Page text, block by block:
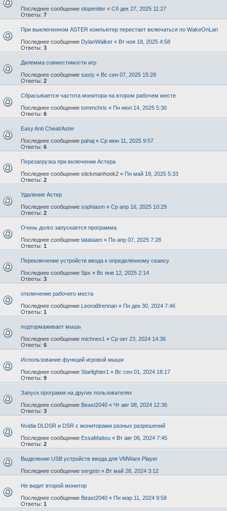
Последнее сообщение sloperider « Сб дек 27, 2025 11:27
Ответы: 7
При выключенном ASTER компьютер перестает включаться по WakeOnLan
Последнее сообщение DylanWalker « Вт ноя 18, 2025 4:58
Ответы: 3
Дилемма совместимости игр
Последнее сообщение sasty « Вс сен 07, 2025 15:28
Ответы: 2
Сбрасывается частота монитора на втором рабочем месте
Последнее сообщение tommchris « Пн июл 14, 2025 5:30
Ответы: 6
Easy Anti Cheat/Aster⁠⁠
Последнее сообщение pahaj « Ср июн 11, 2025 9:57
Ответы: 6
Перезагрузка при включении Астера
Последнее сообщение stickmanhook2 « Пн май 19, 2025 5:33
Ответы: 2
Удаление Астер
Последнее сообщение sophiasm « Ср апр 16, 2025 10:29
Ответы: 2
Очень долго запускается программа
Последнее сообщение tatataam « Пн апр 07, 2025 7:28
Ответы: 1
Переключение устройств ввода к определённому сеансу
Последнее сообщение Spx « Вс янв 12, 2025 2:14
Ответы: 3
отключение рабочего места
Последнее сообщение LeonaBrennan « Пн дек 30, 2024 7:46
Ответы: 1
подтормаживает мышь
Последнее сообщение michnes1 « Ср окт 23, 2024 14:36
Ответы: 6
Использование функций игровой мыши
Последнее сообщение Starlighter1 « Вс сен 01, 2024 18:17
Ответы: 9
Запуск программ на других пользователях
Последнее сообщение Beast2040 « Чт авг 08, 2024 12:36
Ответы: 3
Nvidia DLDSR и DSR с мониторами разных разрешений
Последнее сообщение EssaMattou « Вт авг 06, 2024 7:45
Ответы: 2
Выделение USB устройств ввода для VMWare Player
Последнее сообщение sergstn « Вт май 28, 2024 3:12
Не видит второй монитор
Последнее сообщение Beast2040 « Пн мар 11, 2024 9:58
Ответы: 1